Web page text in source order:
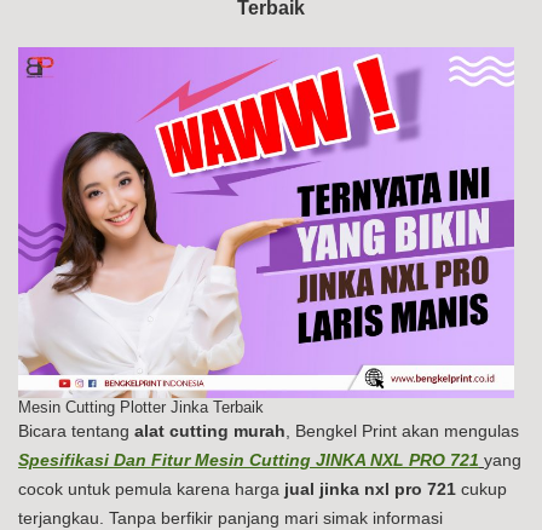
Terbaik
Mesin Cutting Plotter Jinka Terbaik
Bicara tentang alat cutting murah , Bengkel Print akan mengulas
Spesifikasi Dan Fitur Mesin Cutting JINKA NXL PRO 721 yang
cocok untuk pemula karena harga jual jinka nxl pro 721 cukup
terjangkau. Tanpa berfikir panjang mari simak informasi